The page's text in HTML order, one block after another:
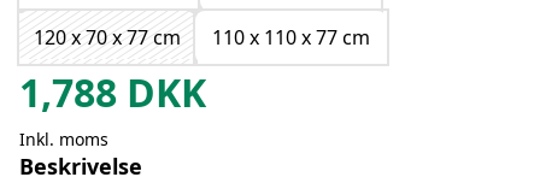
120 x 70 x 77 cm
110 x 110 x 77 cm
1,788 DKK
Inkl. moms
Beskrivelse